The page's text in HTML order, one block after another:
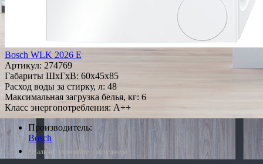
Bosch WLK 2026 E
Артикул: 274769
Габариты ШxГxВ: 60x45x85
Расход воды за стирку, л: 48
Максимальная загрузка белья, кг: 6
Класс энергопотребления: A++
Производитель:
Bosch
*Наличие уточняйте у менеджера